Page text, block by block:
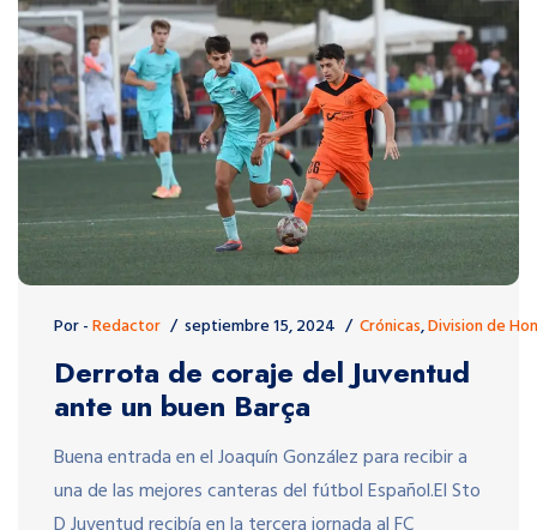
Por -Redactor septiembre 15, 2024 Crónicas,Division de
Derrota de coraje del Juventud
ante un buen Barça
Buena entrada en el Joaquín González para recibir a
una de las mejores canteras del fútbol Español.El Sto